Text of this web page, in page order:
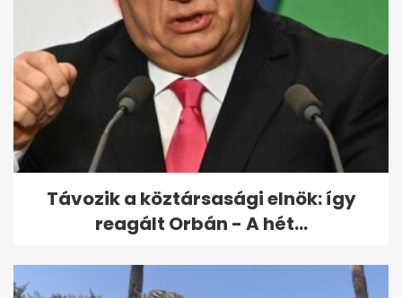
Kiderült, hogyan végzett
gyilkosa a Budapesten eltűnt
amerikai...
Távozik a köztársasági elnök: így
reagált Orbán - A hét...